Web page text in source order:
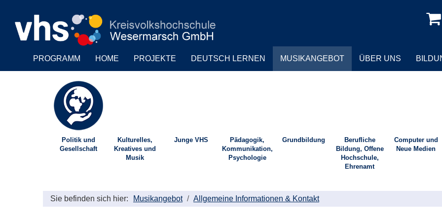
PROGRAMM HOME PROJEKTE DEUTSCH LERNEN MUSIKANGEBOT ÜBER UNS
Politik und
Gesellschaft
Kulturelles,
Kreatives und
Musik
Junge VHS
Pädagogik,
Kommunikation,
Psychologie
Grundbildung
Berufliche
Bildung, Offene
Hochschule,
Ehrenamt
Computer und
Neue Medien
Sie befinden sich hier: Musikangebot Allgemeine Informationen & Kontakt